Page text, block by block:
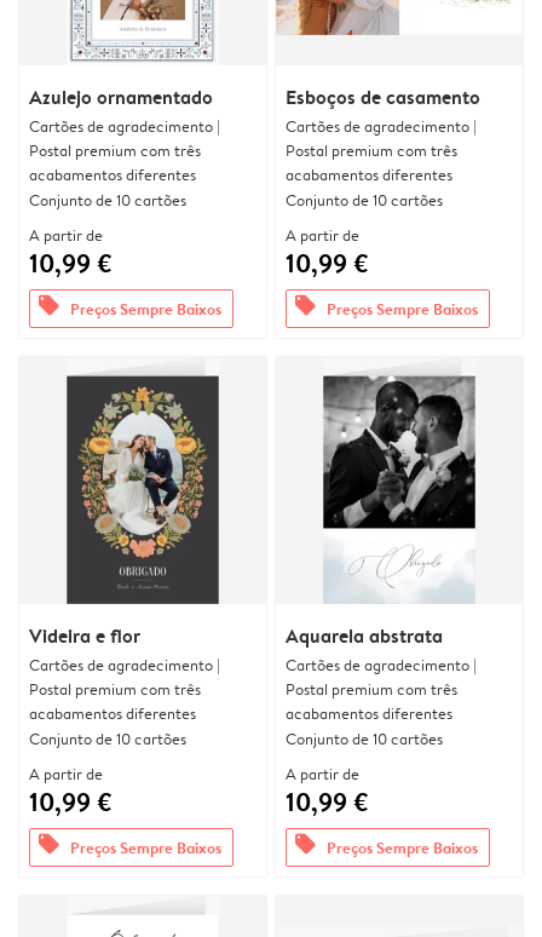
Azulejo ornamentado
Cartões de agradecimento |
Postal premium com três
acabamentos diferentes
Conjunto de 10 cartões
A partir de
10,99 €
offers Preços Sempre Baixos
Esboços de casamento
Cartões de agradecimento |
Postal premium com três
acabamentos diferentes
Conjunto de 10 cartões
A partir de
10,99 €
offers Preços Sempre Baixos
Videira e flor
Cartões de agradecimento |
Postal premium com três
acabamentos diferentes
Conjunto de 10 cartões
A partir de
10,99 €
offers Preços Sempre Baixos
Aquarela abstrata
Cartões de agradecimento |
Postal premium com três
acabamentos diferentes
Conjunto de 10 cartões
A partir de
10,99 €
offers Preços Sempre Baixos